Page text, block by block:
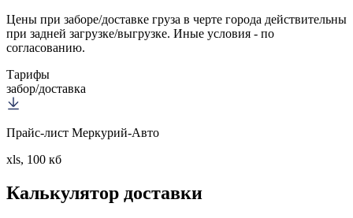
Цены при заборе/доставке груза в черте города действительны
при задней загрузке/выгрузке. Иные условия - по
согласованию.
Тарифы
забор/доставка
Прайс-лист Меркурий-Авто
xls, 100 кб
Калькулятор доставки